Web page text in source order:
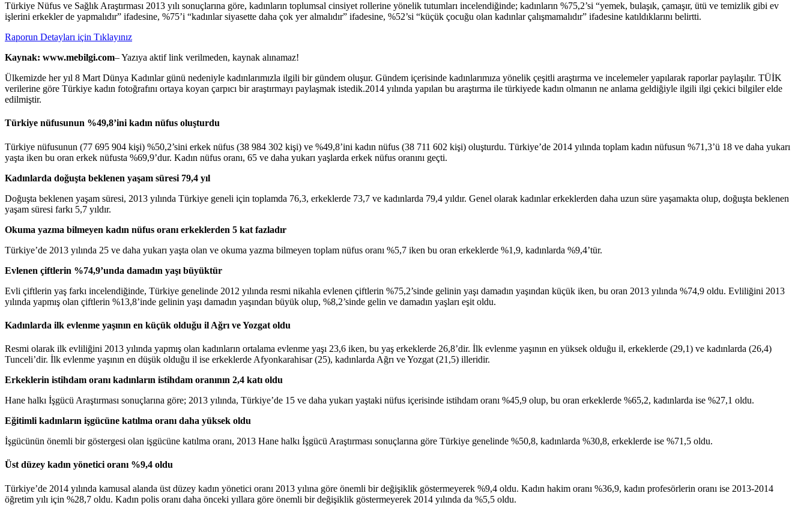
Türkiye Nüfus ve Sağlık Araştırması 2013 yılı sonuçlarına göre, kadınların toplumsal cinsiyet rollerine yönelik tutumları incelendiğinde; kadınların %75,2’si “yemek, bulaşık, çamaşır, ütü ve temizlik gibi ev
işlerini erkekler de yapmalıdır” ifadesine, %75’i “kadınlar siyasette daha çok yer almalıdır” ifadesine, %52’si “küçük çocuğu olan kadınlar çalışmamalıdır” ifadesine katıldıklarını belirtti.
Raporun Detayları için Tıklayınız
Kaynak: www.mebilgi.com– Yazıya aktif link verilmeden, kaynak alınamaz!
Ülkemizde her yıl 8 Mart Dünya Kadınlar günü nedeniyle kadınlarımızla ilgili bir gündem oluşur. Gündem içerisinde kadınlarımıza yönelik çeşitli araştırma ve incelemeler yapılarak raporlar paylaşılır. TÜİK
verilerine göre Türkiye kadın fotoğrafını ortaya koyan çarpıcı bir araştırmayı paylaşmak istedik.2014 yılında yapılan bu araştırma ile türkiyede kadın olmanın ne anlama geldiğiyle ilgili ilgi çekici bilgiler elde
edilmiştir.
Türkiye nüfusunun %49,8’ini kadın nüfus oluşturdu
Türkiye nüfusunun (77 695 904 kişi) %50,2’sini erkek nüfus (38 984 302 kişi) ve %49,8’ini kadın nüfus (38 711 602 kişi) oluşturdu. Türkiye’de 2014 yılında toplam kadın nüfusun %71,3’ü 18 ve daha yukarı
yaşta iken bu oran erkek nüfusta %69,9’dur. Kadın nüfus oranı, 65 ve daha yukarı yaşlarda erkek nüfus oranını geçti.
Kadınlarda doğuşta beklenen yaşam süresi 79,4 yıl
Doğuşta beklenen yaşam süresi, 2013 yılında Türkiye geneli için toplamda 76,3, erkeklerde 73,7 ve kadınlarda 79,4 yıldır. Genel olarak kadınlar erkeklerden daha uzun süre yaşamakta olup, doğuşta beklenen
yaşam süresi farkı 5,7 yıldır.
Okuma yazma bilmeyen kadın nüfus oranı erkeklerden 5 kat fazladır
Türkiye’de 2013 yılında 25 ve daha yukarı yaşta olan ve okuma yazma bilmeyen toplam nüfus oranı %5,7 iken bu oran erkeklerde %1,9, kadınlarda %9,4’tür.
Evlenen çiftlerin %74,9’unda damadın yaşı büyüktür
Evli çiftlerin yaş farkı incelendiğinde, Türkiye genelinde 2012 yılında resmi nikahla evlenen çiftlerin %75,2’sinde gelinin yaşı damadın yaşından küçük iken, bu oran 2013 yılında %74,9 oldu. Evliliğini 2013
yılında yapmış olan çiftlerin %13,8’inde gelinin yaşı damadın yaşından büyük olup, %8,2’sinde gelin ve damadın yaşları eşit oldu.
Kadınlarda ilk evlenme yaşının en küçük olduğu il Ağrı ve Yozgat oldu
Resmi olarak ilk evliliğini 2013 yılında yapmış olan kadınların ortalama evlenme yaşı 23,6 iken, bu yaş erkeklerde 26,8’dir. İlk evlenme yaşının en yüksek olduğu il, erkeklerde (29,1) ve kadınlarda (26,4)
Tunceli’dir. İlk evlenme yaşının en düşük olduğu il ise erkeklerde Afyonkarahisar (25), kadınlarda Ağrı ve Yozgat (21,5) illeridir.
Erkeklerin istihdam oranı kadınların istihdam oranının 2,4 katı oldu
Hane halkı İşgücü Araştırması sonuçlarına göre; 2013 yılında, Türkiye’de 15 ve daha yukarı yaştaki nüfus içerisinde istihdam oranı %45,9 olup, bu oran erkeklerde %65,2, kadınlarda ise %27,1 oldu.
Eğitimli kadınların işgücüne katılma oranı daha yüksek oldu
İşgücünün önemli bir göstergesi olan işgücüne katılma oranı, 2013 Hane halkı İşgücü Araştırması sonuçlarına göre Türkiye genelinde %50,8, kadınlarda %30,8, erkeklerde ise %71,5 oldu.
Üst düzey kadın yönetici oranı %9,4 oldu
Türkiye’de 2014 yılında kamusal alanda üst düzey kadın yönetici oranı 2013 yılına göre önemli bir değişiklik göstermeyerek %9,4 oldu. Kadın hakim oranı %36,9, kadın profesörlerin oranı ise 2013-2014
öğretim yılı için %28,7 oldu. Kadın polis oranı daha önceki yıllara göre önemli bir değişiklik göstermeyerek 2014 yılında da %5,5 oldu.